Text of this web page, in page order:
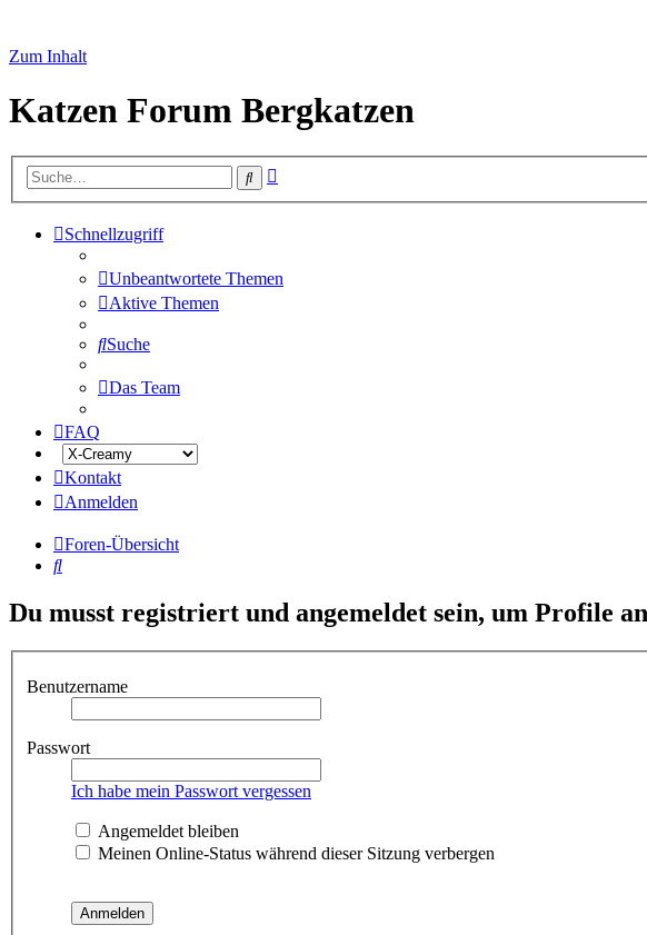
Zum Inhalt
Katzen Forum Bergkatzen
Suche
Schnellzugriff
Unbeantwortete Themen
Aktive Themen
Suche
Das Team
FAQ
Kontakt
Anmelden
Foren-Übersicht
Suche
Du musst registriert und angemeldet sein, um Profile
Benutzername
Passwort
Ich habe mein Passwort vergessen
Angemeldet bleiben
Meinen Online-Status während dieser Sitzung verbergen